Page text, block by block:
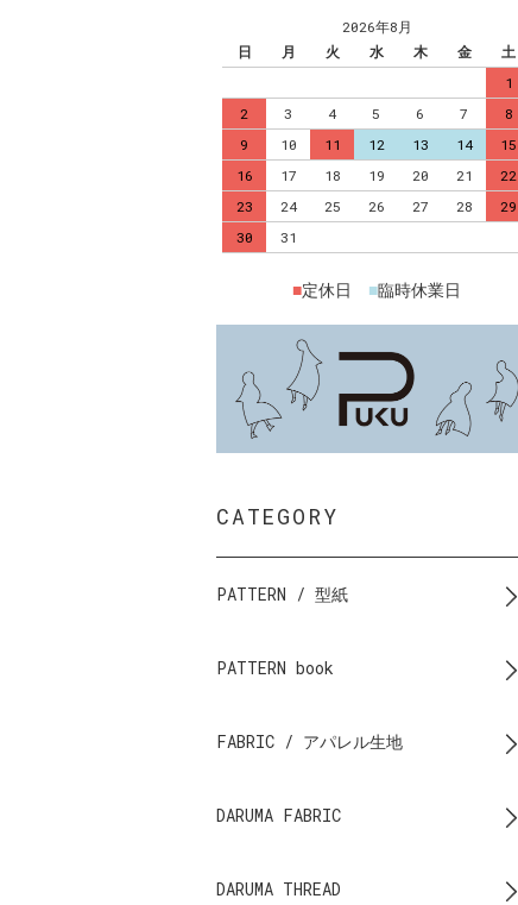
2026年8月
日
月 火 水 木 金
土
1
2
3 4 5 6 7
8
9
10 11 12 13 14
15
16
17 18 19 20 21
22
23
24 25 26 27 28
29
30
31
■定休日 ■臨時休業日
CATEGORY
PATTERN / 型紙
PATTERN book
FABRIC / アパレル生地
DARUMA FABRIC
DARUMA THREAD